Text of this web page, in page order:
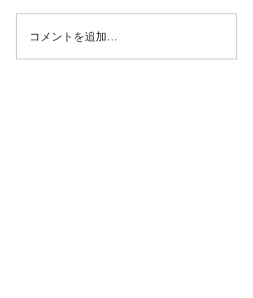
コメントを追加…